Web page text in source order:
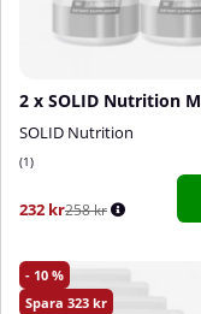
SOLID Nutrition
1
232 kr258 kr
10
323